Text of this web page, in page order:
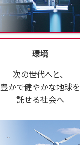
環境
次の世代へと、
豊かで健やかな地球を
託せる社会へ